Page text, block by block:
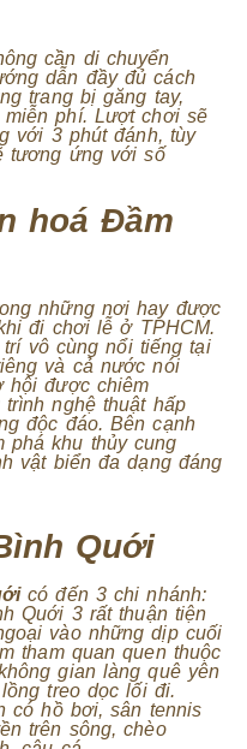
cần di chuyển
dẫn đầy đủ cách
trang bị găng tay,
phí. Lượt chơi sẽ
với 3 phút đánh, tùy
tương ứng với số
hoá Đầm
những nơi hay được
đi chơi lễ ở TPHCM.
vô cùng nổi tiếng tại
và cả nước nói
hội được chiêm
nghệ thuật hấp
độc đáo. Bên cạnh
phá khu thủy cung
vật biển đa dạng đáng
Quới
có đến 3 chi nhánh:
Quới 3 rất thuận tiện
vào những dịp cuối
tham quan quen thuộc
gian làng quê yên
treo dọc lối đi.
có hồ bơi, sân tennis
trên sông, chèo